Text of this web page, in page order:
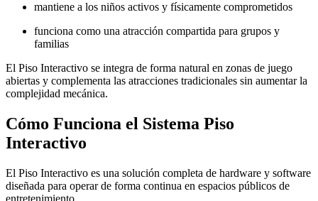
mantiene a los niños activos y físicamente comprometidos
funciona como una atracción compartida para grupos y
familias
El Piso Interactivo se integra de forma natural en zonas de juego
abiertas y complementa las atracciones tradicionales sin aumentar la
complejidad mecánica.
Cómo Funciona el Sistema Piso
Interactivo
El Piso Interactivo es una solución completa de hardware y software
diseñada para operar de forma continua en espacios públicos de
entretenimiento.